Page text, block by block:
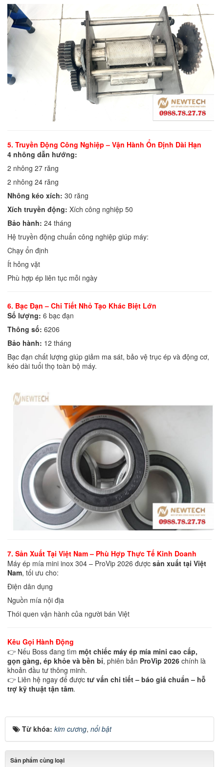
5. Truyền Động Công Nghiệp – Vận Hành Ổn Định Dài Hạn
4 nhông dẫn hướng:
2 nhông 27 răng
2 nhông 24 răng
Nhông kéo xích: 30 răng
Xích truyền động: Xích công nghiệp 50
Bảo hành: 24 tháng
Hệ truyền động chuẩn công nghiệp giúp máy:
Chạy ổn định
Ít hỏng vặt
Phù hợp ép liên tục mỗi ngày
6. Bạc Đạn – Chi Tiết Nhỏ Tạo Khác Biệt Lớn
Số lượng: 6 bạc đạn
Thông số: 6206
Bảo hành: 12 tháng
Bạc đạn chất lượng giúp giảm ma sát, bảo vệ trục ép và động cơ,
kéo dài tuổi thọ toàn bộ máy.
7. Sản Xuất Tại Việt Nam – Phù Hợp Thực Tế Kinh Doanh
Máy ép mía mini inox 304 – ProVip 2026 được sản xuất tại Việt
Nam, tối ưu cho:
Điện dân dụng
Nguồn mía nội địa
Thói quen vận hành của người bán Việt
Kêu Gọi Hành Động
👉 Nếu Boss đang tìm một chiếc máy ép mía mini cao cấp,
gọn gàng, ép khỏe và bền bỉ, phiên bản ProVip 2026 chính là
khoản đầu tư thông minh.
👉 Liên hệ ngay để được tư vấn chi tiết – báo giá chuẩn – hỗ
trợ kỹ thuật tận tâm.
Từ khóa: kim cương, nổi bật
Sản phẩm cùng loại